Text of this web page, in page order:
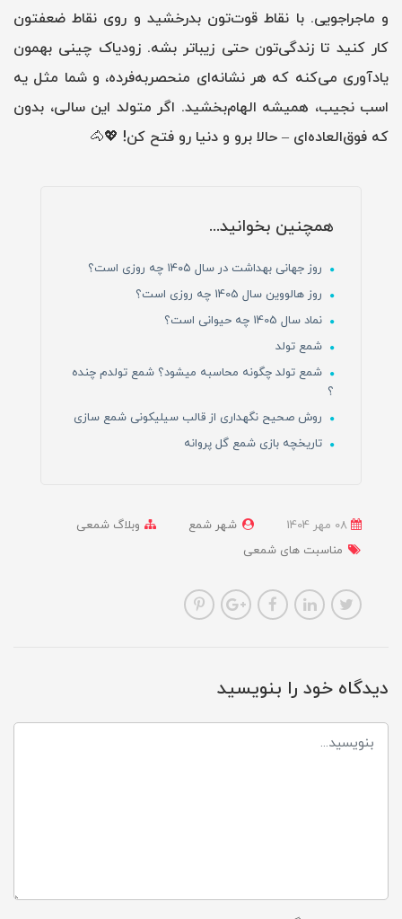
و ماجراجویی. با نقاط قوت‌تون بدرخشید و روی نقاط ضعفتون
کار کنید تا زندگی‌تون حتی زیباتر بشه. زودیاک چینی بهمون
یادآوری می‌کنه که هر نشانه‌ای منحصربه‌فرده، و شما مثل یه
اسب نجیب، همیشه الهام‌بخشید. اگر متولد این سالی، بدون
که فوق‌العاده‌ای – حالا برو و دنیا رو فتح کن! 💖🐴
همچنین بخوانید...
روز جهانی بهداشت در سال ۱۴۰۵ چه روزی است؟
روز هالووین سال 1405 چه روزی است؟
نماد سال 1405 چه حیوانی است؟
شمع تولد
شمع تولد چگونه محاسبه میشود؟ شمع تولدم چنده
؟
روش صحیح نگهداری از قالب سیلیکونی شمع سازی
تاریخچه بازی شمع گل پروانه
شهر شمع
وبلاگ شمعی
مناسبت های شمعی
دیدگاه خود را بنویسید